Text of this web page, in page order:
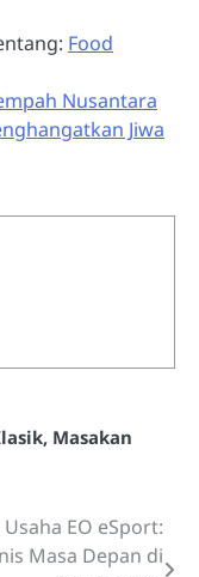
Food
Nusantara
Jiwa
, Masakan
Usaha EO eSport:
Masa Depan di